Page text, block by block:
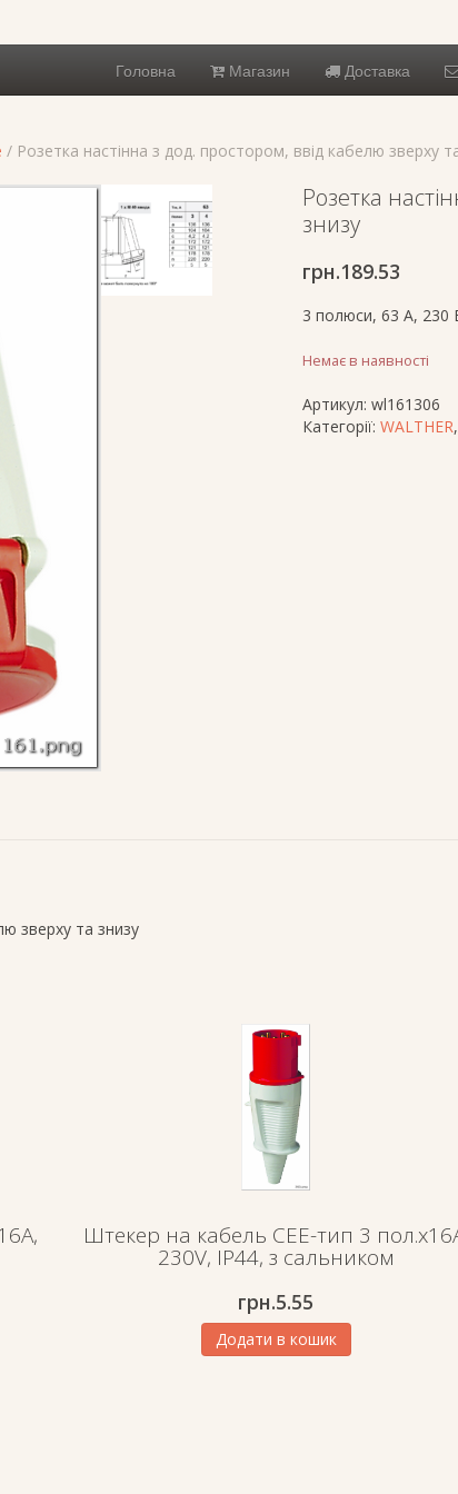
Головна Магазин Доставка
/ Розетка настінна з дод. простором, ввід кабелю зверху
Розетка
знизу
грн.189.53
3 полюси, 63 A, 230
Немає в наявності
Артикул: wl161306
Категорії: WALTHER,
зверху та знизу
Штекер на кабель СЕЕ-тип 3
230V, IP44, з сальником
грн.5.55
Додати в кошик